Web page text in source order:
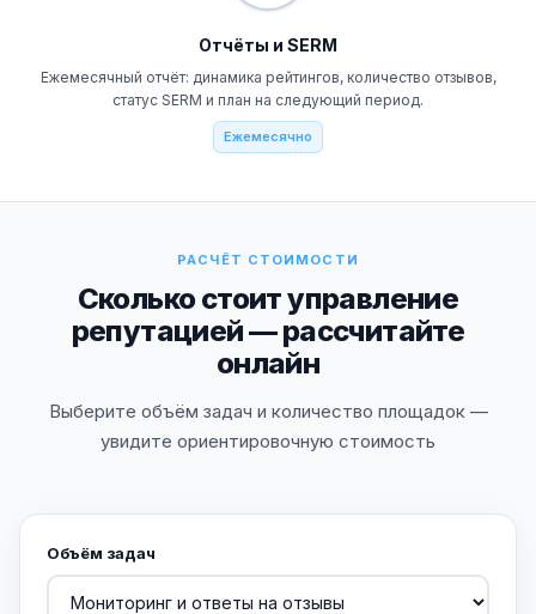
Отчёты и SERM
Ежемесячный отчёт: динамика рейтингов, количество отзывов,
статус SERM и план на следующий период.
Ежемесячно
РАСЧЁТ СТОИМОСТИ
Сколько стоит управление
репутацией — рассчитайте
онлайн
Выберите объём задач и количество площадок —
увидите ориентировочную стоимость
Объём задач